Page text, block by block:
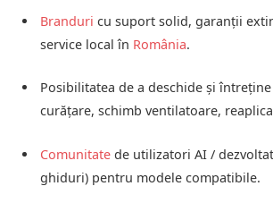
Branduri cu suport solid, garanții
service local în România.
Posibilitatea de a deschide și
curățare, schimb ventilatoare,
Comunitate de utilizatori AI /
ghiduri) pentru modele compatibile.